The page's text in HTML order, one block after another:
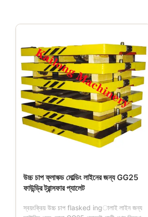
উচ্চ চাপ ফ্লাস্ক্ড মোল্ডিং লাইনের জন্য GG25
ফাউন্ড্রি ট্রান্সফার প্যালেট
স্বয়ংক্রিয় উচ্চ চাপ flasked ingালাই লাইন জন্য